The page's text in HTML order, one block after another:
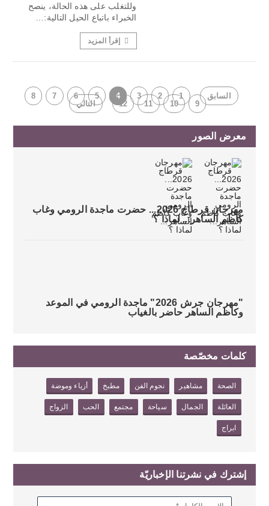
وللتغلب على هذه الحالة، ينصح
الخبراء باتباع الحيل التالية:…
إقرأ المزيد
السابق 1
2
3
4
5
6
7
8
9
10
11
12 التالي
معرض الصور
مهرجان قرطاج 2026... حضرت ماجدة الرومي وغاب
كاظم الساهر... لماذا ؟
"مهرجان جرش 2026" ماجدة الرومي في الموعد
وكاظم الساهر حاضر بالغياب
كلمات مخصّصة
الصحة مشاهير نجوم الفن مطبخ أزياء وموضة
العائلة الجمال سياحة مجتمع الحب الزواج
ابراج
إشترك في نشرتنا الإخباريّة